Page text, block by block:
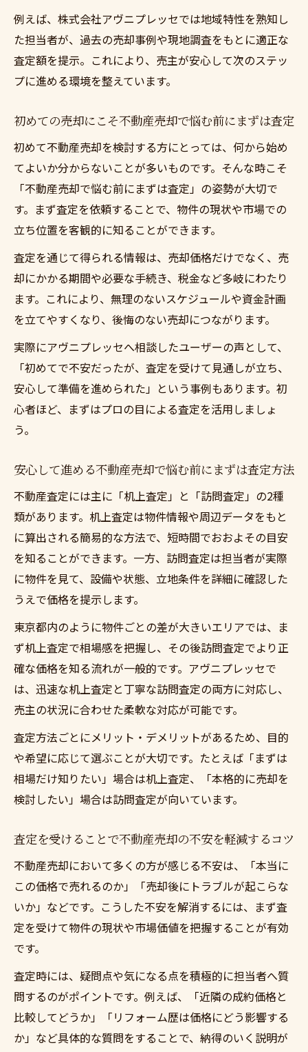
法を紹介
東京都で不動産売却を成功に導く査定活用法
不動産売却で悩む前にまずは査定の活用が
成功の鍵
東京都内で不動産売却を有利に進める査定
不動産売却で悩む前にまずは査定の実際の
流れ紹介
市場動向を踏まえた不動産売却で悩む前に
まずは査定
売却成功に必要な査定データの集め方と活
用法
悩む前にまずは査定が叶えるスムーズな売却準
備
備を整える
スムーズな売却のため不動産売却で悩む前
にまずは査定
不動産売却で悩む前にまずは査定の情報整
理術
準備段階で役立つ不動産売却で悩む前にま
ずは査定
査定を通じた高額売却への第一歩を踏み出すに
は
不動産売却で悩む前にまずは査定が高額売
却の近道
高額売却を実現するための査定活用術を解
説
不動産売却で悩む前にまずは査定のポイン
トと注意点
高値売却に繋げるための査定前準備のコツ
不動産売却で悩む前にまずは査定の活かし
方
現状把握の鍵となる査定で売却への迷いを解消
正確把握
査定を活用して売却に伴う迷いを解消する
方法
不動産売却で悩む前にまずは査定の根拠を
知る重要性
ト
不動産売却で悩む前にまずは査定の見極め
方
例えば、株式会社アヴニプレッセでは地域特性を熟知し
た担当者が、過去の売却事例や現地調査をもとに適正な
査定額を提示。これにより、売主が安心して次のステッ
プに進める環境を整えています。
初めての売却にこそ不動産売却で悩む前にまずは査定
初めて不動産売却を検討する方にとっては、何から始め
てよいか分からないことが多いものです。そんな時こそ
「不動産売却で悩む前にまずは査定」の姿勢が大切で
す。まず査定を依頼することで、物件の現状や市場での
立ち位置を客観的に知ることができます。
査定を通じて得られる情報は、売却価格だけでなく、売
却にかかる期間や必要な手続き、税金など多岐にわたり
ます。これにより、無理のないスケジュールや資金計画
を立てやすくなり、後悔のない売却につながります。
実際にアヴニプレッセへ相談したユーザーの声として、
「初めてで不安だったが、査定を受けて見通しが立ち、
安心して準備を進められた」という事例もあります。初
心者ほど、まずはプロの目による査定を活用しましょ
う。
安心して進める不動産売却で悩む前にまずは査定方法
不動産査定には主に「机上査定」と「訪問査定」の2種
類があります。机上査定は物件情報や周辺データをもと
に算出される簡易的な方法で、短時間でおおよその目安
を知ることができます。一方、訪問査定は担当者が実際
に物件を見て、設備や状態、立地条件を詳細に確認した
うえで価格を提示します。
東京都内のように物件ごとの差が大きいエリアでは、ま
ず机上査定で相場感を把握し、その後訪問査定でより正
確な価格を知る流れが一般的です。アヴニプレッセで
は、迅速な机上査定と丁寧な訪問査定の両方に対応し、
売主の状況に合わせた柔軟な対応が可能です。
査定方法ごとにメリット・デメリットがあるため、目的
や希望に応じて選ぶことが大切です。たとえば「まずは
相場だけ知りたい」場合は机上査定、「本格的に売却を
検討したい」場合は訪問査定が向いています。
査定を受けることで不動産売却の不安を軽減するコツ
不動産売却において多くの方が感じる不安は、「本当に
この価格で売れるのか」「売却後にトラブルが起こらな
いか」などです。こうした不安を解消するには、まず査
定を受けて物件の現状や市場価値を把握することが有効
です。
査定時には、疑問点や気になる点を積極的に担当者へ質
問するのがポイントです。例えば、「近隣の成約価格と
比較してどうか」「リフォーム歴は価格にどう影響する
か」など具体的な質問をすることで、納得のいく説明が